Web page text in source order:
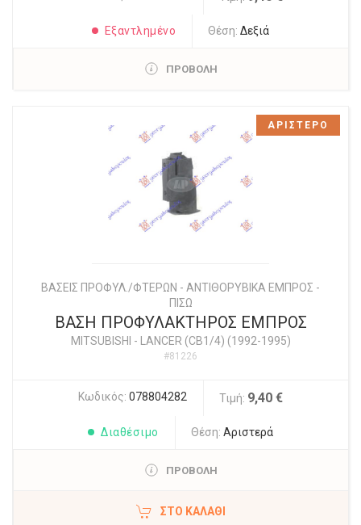
Εξαντλημένο Θέση:Δεξιά
ΠΡΟΒΟΛΗ
ΒΑΣΕΙΣ ΠΡΟΦΥΛ./ΦΤΕΡΩΝ - ΑΝΤΙΘΟΡΥΒΙΚΑ ΕΜΠΡΟΣ -
ΠΙΣΩ
ΒΑΣΗ ΠΡΟΦΥΛΑΚΤΗΡΟΣ ΕΜΠΡΟΣ
MITSUBISHI - LANCER (CB1/4) (1992-1995)
#81226
Κωδικός: 078804282 Τιμή: 9,40 €
Διαθέσιμο Θέση: Αριστερά
ΠΡΟΒΟΛΗ
ΣΤΟ ΚΑΛΆΘΙ
ΑΡΙΣΤΕΡΟ